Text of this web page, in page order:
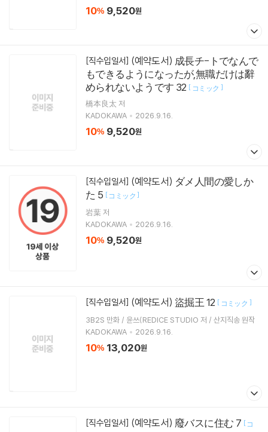
10% 9,520원
[직수입일서]
もできるようになったが,無職だけは辭
められないようです 32 [ コミック ]
橋本良太 저
KADOKAWA
2026.9.16.
10% 9,520원
[직수입일서]
た 5 [ コミック ]
岩葉 저
KADOKAWA
2026.9.16.
10% 9,520원
[직수입일서] (예약도서) 盜掘王 12 [ コミック ]
3B2S 만화 / 윤쓰(REDICE STUDIO 저 / 산지직송 원작
KADOKAWA
2026.9.16.
10% 13,020원
[직수입일서] (예약도서) 廢バスに住む 7 [ コ